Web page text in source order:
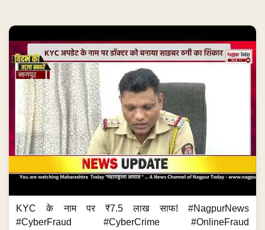
KYC के नाम पर ₹7.5 लाख साफ! #NagpurNews
#CyberFraud #CyberCrime #OnlineFraud